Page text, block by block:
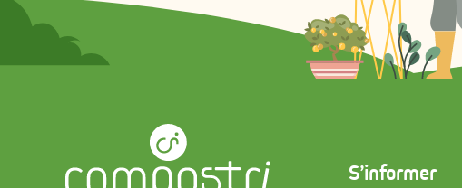
S’informer